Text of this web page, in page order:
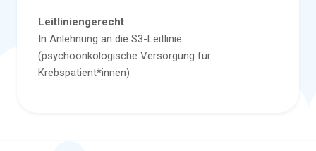
Leitliniengerecht
In Anlehnung an die S3-Leitlinie
(psychoonkologische Versorgung für
Krebspatient*innen)